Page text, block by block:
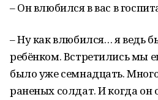
– Он влюбился в вас в
– Ну как влюбился… я ведь
ребёнком. Встретились мы
было уже семнадцать.
раненых солдат. И когда он